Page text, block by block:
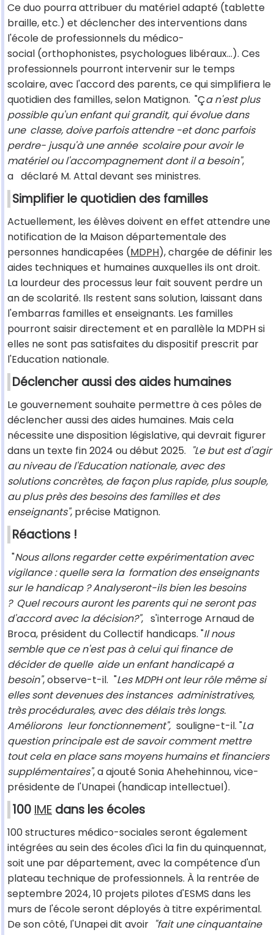
Ce duo pourra attribuer du matériel adapté (tablette
braille, etc.) et déclencher des interventions dans
l'école de professionnels du médico-
social (orthophonistes, psychologues libéraux...). Ces
professionnels pourront intervenir sur le temps
scolaire, avec l'accord des parents, ce qui simplifiera le
quotidien des familles, selon Matignon. "Ça n'est plus
possible qu'un enfant qui grandit, qui évolue dans
une classe, doive parfois attendre -et donc parfois
perdre- jusqu'à une année scolaire pour avoir le
matériel ou l'accompagnement dont il a besoin",
a déclaré M. Attal devant ses ministres.
Simplifier le quotidien des familles
Actuellement, les élèves doivent en effet attendre une
notification de la Maison départementale des
personnes handicapées (MDPH), chargée de définir les
aides techniques et humaines auxquelles ils ont droit.
La lourdeur des processus leur fait souvent perdre un
an de scolarité. Ils restent sans solution, laissant dans
l'embarras familles et enseignants. Les familles
pourront saisir directement et en parallèle la MDPH si
elles ne sont pas satisfaites du dispositif prescrit par
l'Education nationale.
Déclencher aussi des aides humaines
Le gouvernement souhaite permettre à ces pôles de
déclencher aussi des aides humaines. Mais cela
nécessite une disposition législative, qui devrait figurer
dans un texte fin 2024 ou début 2025. "Le but est d'agir
au niveau de l'Education nationale, avec des
solutions concrètes, de façon plus rapide, plus souple,
au plus près des besoins des familles et des
enseignants", précise Matignon.
Réactions !
"Nous allons regarder cette expérimentation avec
vigilance : quelle sera la formation des enseignants
sur le handicap ? Analyseront-ils bien les besoins
? Quel recours auront les parents qui ne seront pas
d'accord avec la décision?", s'interroge Arnaud de
Broca, président du Collectif handicaps. "Il nous
semble que ce n'est pas à celui qui finance de
décider de quelle aide un enfant handicapé a
besoin", observe-t-il. "Les MDPH ont leur rôle même si
elles sont devenues des instances administratives,
très procédurales, avec des délais très longs.
Améliorons leur fonctionnement", souligne-t-il. "La
question principale est de savoir comment mettre
tout cela en place sans moyens humains et financiers
supplémentaires", a ajouté Sonia Ahehehinnou, vice-
présidente de l'Unapei (handicap intellectuel).
100 IME dans les écoles
100 structures médico-sociales seront également
intégrées au sein des écoles d'ici la fin du quinquennat,
soit une par département, avec la compétence d'un
plateau technique de professionnels. À la rentrée de
septembre 2024, 10 projets pilotes d'ESMS dans les
murs de l'école seront déployés à titre expérimental.
De son côté, l'Unapei dit avoir "fait une cinquantaine